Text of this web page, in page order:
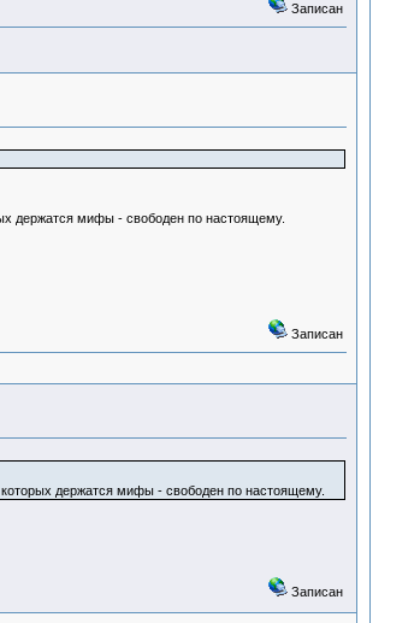
Записан
держатся мифы - свободен по настоящему.
Записан
которых держатся мифы - свободен по настоящему.
Записан